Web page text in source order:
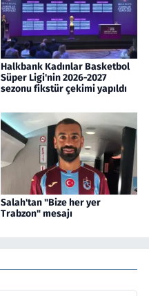
Halkbank Kadınlar Basketbol
Süper Ligi'nin 2026-2027
sezonu fikstür çekimi yapıldı
Salah'tan "Bize her yer
Trabzon" mesajı